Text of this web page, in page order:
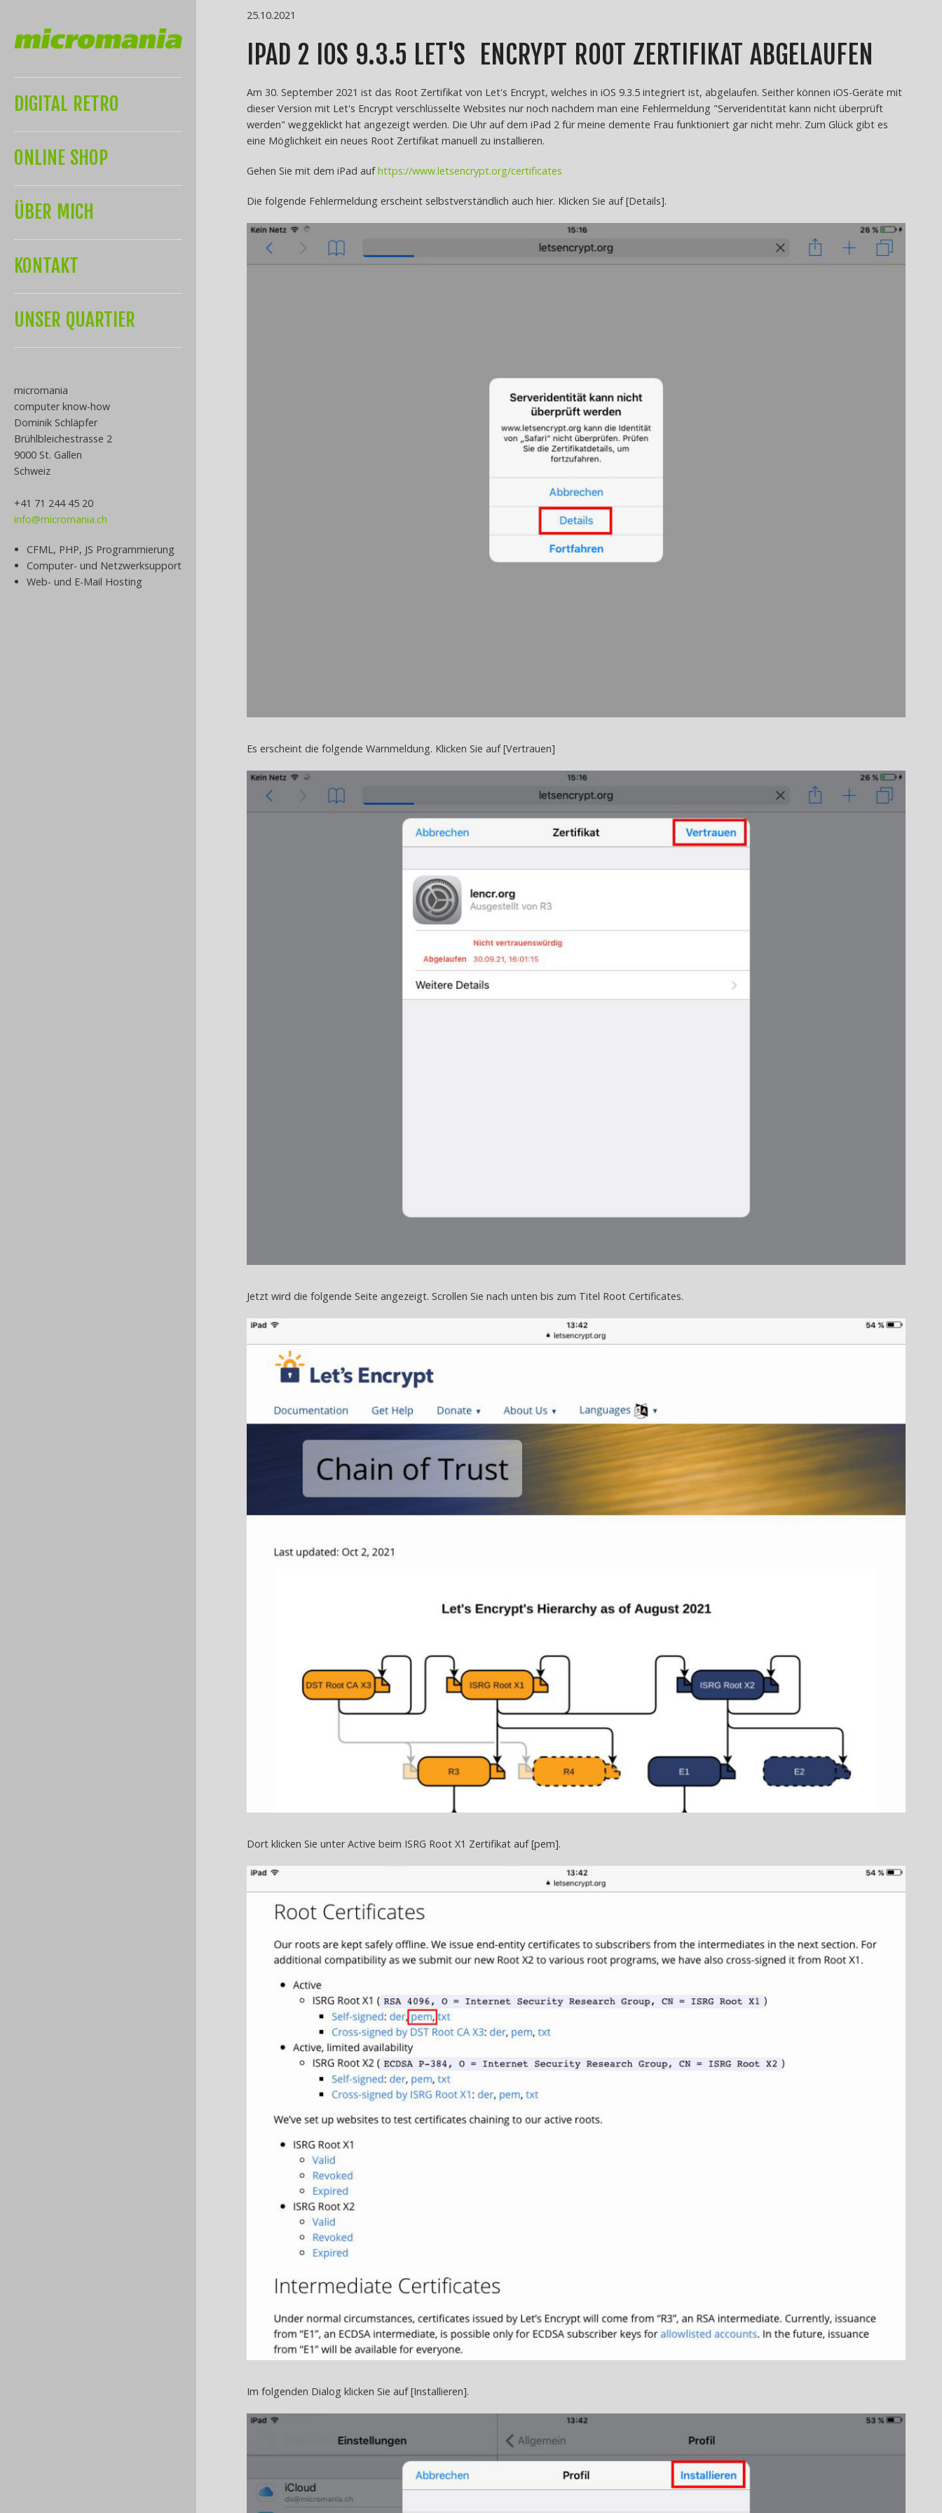
DIGITAL RETRO
ONLINE SHOP
ÜBER MICH
KONTAKT
UNSER QUARTIER
micromania
computer know-how
Dominik Schläpfer
Brühlbleichestrasse 2
9000 St. Gallen
Schweiz
+41 71 244 45 20
info@micromania.ch
CFML, PHP, JS Programmierung
Computer- und Netzwerksupport
Web- und E-Mail Hosting
25.10.2021
IPAD 2 IOS 9.3.5 LET'S ENCRYPT ROOT ZERTIFIKAT ABGELAUFEN
Am 30. September 2021 ist das Root Zertifikat von Let's Encrypt, welches in iOS 9.3.5 integriert ist, abgelaufen. Seither können iOS-Geräte mit
dieser Version mit Let's Encrypt verschlüsselte Websites nur noch nachdem man eine Fehlermeldung "Serveridentität kann nicht überprüft
werden" weggeklickt hat angezeigt werden. Die Uhr auf dem iPad 2 für meine demente Frau funktioniert gar nicht mehr. Zum Glück gibt es
eine Möglichkeit ein neues Root Zertifikat manuell zu installieren.
Gehen Sie mit dem iPad aufhttps://www.letsencrypt.org/certificates
Die folgende Fehlermeldung erscheint selbstverständlich auch hier. Klicken Sie auf [Details].
Es erscheint die folgende Warnmeldung. Klicken Sie auf [Vertrauen]
Jetzt wird die folgende Seite angezeigt. Scrollen Sie nach unten bis zum Titel Root Certificates.
Dort klicken Sie unter Active beim ISRG Root X1 Zertifikat auf [pem].
Im folgenden Dialog klicken Sie auf [Installieren].